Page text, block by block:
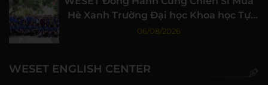
Hè Xanh Trường Đại học Khoa học Tự
nhiên, ĐHQG-HCM
06/08/2026
WESET ENGLISH CENTER